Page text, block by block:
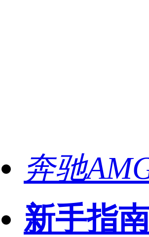
奔驰
新手指